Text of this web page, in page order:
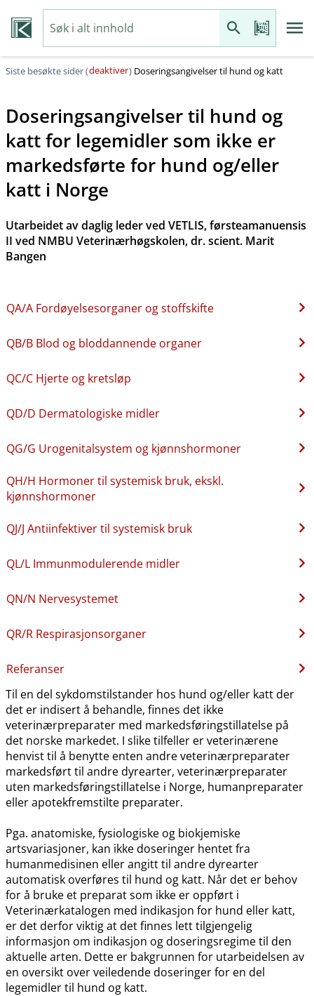
Siste besøkte sider (deaktiver) Doseringsangivelser til hund og katt
Doseringsangivelser til hund og
katt for legemidler som ikke er
markedsførte for hund og​/​eller
katt i Norge
Utarbeidet av daglig leder ved VETLIS, førsteamanuensis
II ved NMBU Veterinærhøgskolen, dr. scient. Marit
Bangen
QA​/​A Fordøyelsesorganer og stoffskifte
QB​/​B Blod og bloddannende organer
QC​/​C Hjerte og kretsløp
QD​/​D Dermatologiske midler
QG​/​G Urogenitalsystem og kjønnshormoner
QH​/​H Hormoner til systemisk bruk, ekskl.
kjønnshormoner
QJ​/​J Antiinfektiver til systemisk bruk
QL​/​L Immunmodulerende midler
QN​/​N Nervesystemet
QR​/​R Respirasjonsorganer
Referanser
Til en del sykdomstilstander hos hund og​/​eller katt der
det er indisert å behandle, finnes det ikke
veterinærpreparater med markedsføringstillatelse på
det norske markedet. I slike tilfeller er veterinærene
henvist til å benytte enten andre veterinærpreparater
markedsført til andre dyrearter, veterinærpreparater
uten markedsføringstillatelse i Norge, humanpreparater
eller apotekfremstilte preparater.
Pga. anatomiske, fysiologiske og biokjemiske
artsvariasjoner, kan ikke doseringer hentet fra
humanmedisinen eller angitt til andre dyrearter
automatisk overføres til hund og katt. Når det er behov
for å bruke et preparat som ikke er oppført i
Veterinærkatalogen med indikasjon for hund eller katt,
er det derfor viktig at det finnes lett tilgjengelig
informasjon om indikasjon og doseringsregime til den
aktuelle arten. Dette er bakgrunnen for utarbeidelsen av
en oversikt over veiledende doseringer for en del
legemidler til hund og katt.